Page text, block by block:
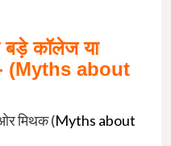
बड़े कॉलेज या
(Myths about
मिथक (Myths about